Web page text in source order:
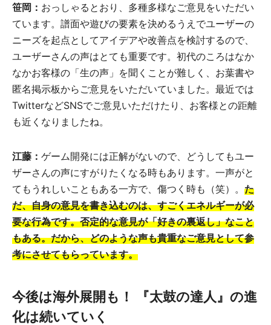
笹岡： おっしゃるとおり、多種多様なご意見をいただい
ています。譜面や遊びの要素を決めるうえでユーザーの
ニーズを起点としてアイデアや改善点を検討するので、
ユーザーさんの声はとても重要です。初代のころはなか
なかお客様の「生の声」を聞くことが難しく、お葉書や
匿名掲示板からご意見をいただいていました。最近では
TwitterなどSNSでご意見いただけたり、お客様との距離
も近くなりましたね。
江藤： ゲーム開発には正解がないので、どうしてもユー
ザーさんの声にすがりたくなる時もあります。一声がと
てもうれしいこともある一方で、傷つく時も（笑）。 た
だ、自身の意見を書き込むのは、すごくエネルギーが必
要な行為です。否定的な意見が「好きの裏返し」なこと
もある。だから、どのような声も貴重なご意見として参
考にさせてもらっています。
今後は海外展開も！ 『太鼓の達人』の進
化は続いていく